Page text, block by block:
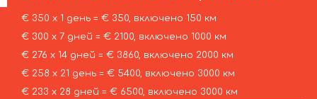
€ 350 х 1 день = € 350, включено 150 км
€ 300 х 7 дней = € 2100, включено 1000 км
€ 276 х 14 дней = € 3860, включено 2000 км
€ 258 х 21 день = € 5400, включено 3000 км
€ 233 х 28 дней = € 6500, включено 3000 км